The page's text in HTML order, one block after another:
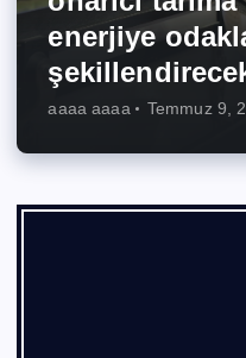
enerjiye
aaaa aaaa Temmuz 9,